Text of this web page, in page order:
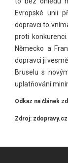
Evropské unii
dopravci to
proti
Německo a
dopravci ji
Bruselu s
uplatňování
Odkaz na článek
Zdroj: zdopravy.cz